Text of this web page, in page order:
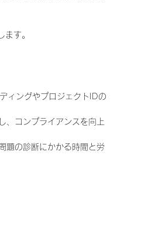
す。
ィングやプロジェクトIDの
、コンプライアンスを向上
題の診断にかかる時間と労